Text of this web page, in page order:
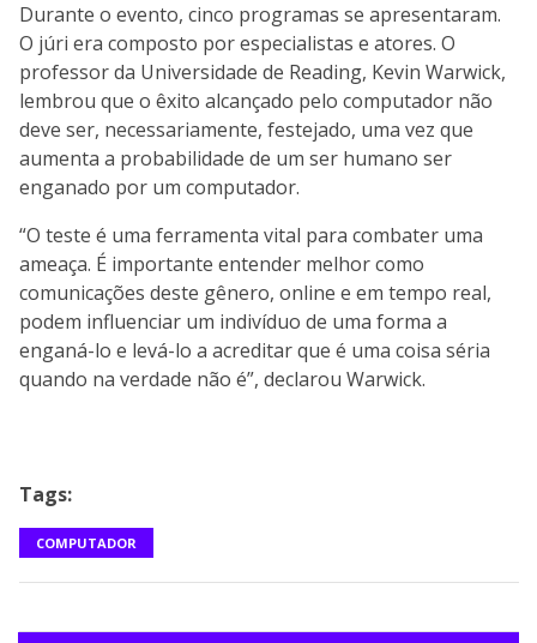
Durante o evento, cinco programas se apresentaram.
O júri era composto por especialistas e atores. O
professor da Universidade de Reading, Kevin Warwick,
lembrou que o êxito alcançado pelo computador não
deve ser, necessariamente, festejado, uma vez que
aumenta a probabilidade de um ser humano ser
enganado por um computador.
“O teste é uma ferramenta vital para combater uma
ameaça. É importante entender melhor como
comunicações deste gênero, online e em tempo real,
podem influenciar um indivíduo de uma forma a
enganá-lo e levá-lo a acreditar que é uma coisa séria
quando na verdade não é”, declarou Warwick.
Tags:
COMPUTADOR